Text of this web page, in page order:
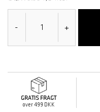
- +
GRATIS FRAGT
over 499 DKK